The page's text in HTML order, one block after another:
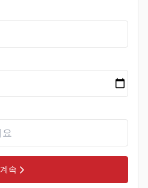
계속